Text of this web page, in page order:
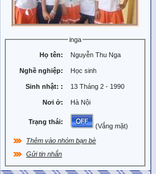
inga
Họ tên: Nguyễn Thu Nga
Nghề nghiệp: Học sinh
Sinh nhật: : 13 Tháng 2 - 1990
Nơi ở: Hà Nội
Trạng thái:
(Vắng mặt)
Thêm vào nhóm bạn bè
Gửi tin nhắn